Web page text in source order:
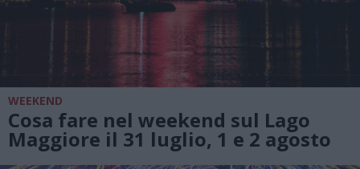
WEEKEND
Cosa fare nel weekend sul Lago
Maggiore il 31 luglio, 1 e 2 agosto